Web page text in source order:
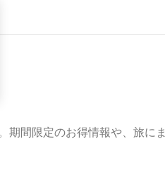
期間限定のお得情報や、旅にま